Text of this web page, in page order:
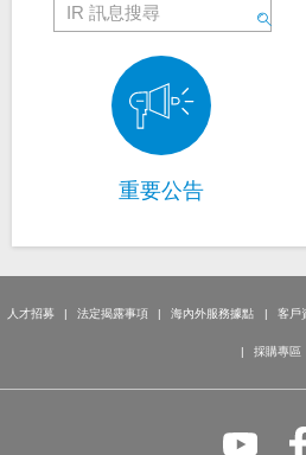
重要公告
人才招募 法定揭露事項 海內外服務據點 客戶
採購專區